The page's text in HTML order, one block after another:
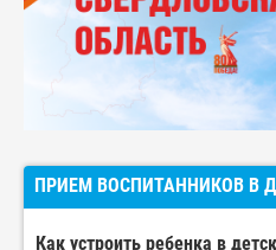
ПРИЕМ ВОСПИТАННИКОВ В
Как устроить ребенка в